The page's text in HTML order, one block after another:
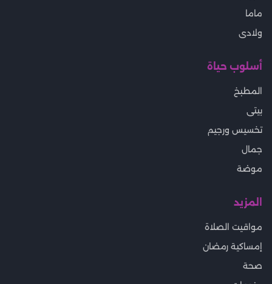
ماما
ولادى
أسلوب حياة
المطبخ
بيتى
تخسيس ورجيم
جمال
موضة
المزيد
مواقيت الصلاة
إمساكية رمضان
صحة